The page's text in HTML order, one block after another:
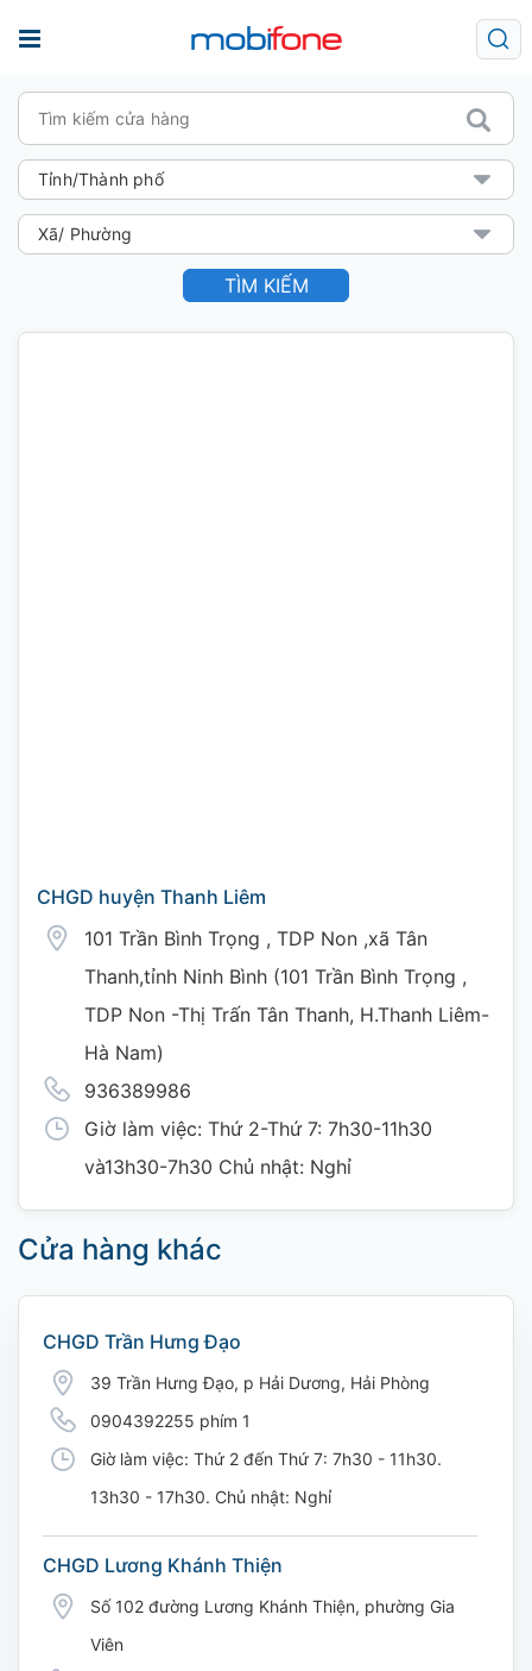
TÌM KIẾM
CHGD huyện Thanh Liêm
101 Trần Bình Trọng , TDP Non ,xã Tân
Thanh,tỉnh Ninh Bình (101 Trần Bình Trọng ,
TDP Non -Thị Trấn Tân Thanh, H.Thanh Liêm-
Hà Nam)
936389986
Giờ làm việc: Thứ 2-Thứ 7: 7h30-11h30
và13h30-7h30 Chủ nhật: Nghỉ
Cửa hàng khác
CHGD Trần Hưng Đạo
39 Trần Hưng Đạo, p Hải Dương, Hải Phòng
0904392255 phím 1
Giờ làm việc: Thứ 2 đến Thứ 7: 7h30 - 11h30.
13h30 - 17h30. Chủ nhật: Nghỉ
CHGD Lương Khánh Thiện
Số 102 đường Lương Khánh Thiện, phường Gia
Viên